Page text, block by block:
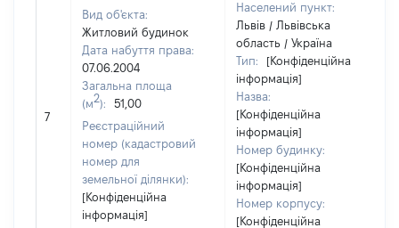
7
Вид об'єкта:
Житловий будинок
Дата набуття права:
07.06.2004
Загальна площа
(м2):
51,00
Реєстраційний
номер (кадастровий
номер для
земельної ділянки):
[Конфіденційна
інформація]
Населений пункт:
Львів / Львівська
область / Україна
Тип:
[Конфіденційна
інформація]
Назва:
[Конфіденційна
інформація]
Номер будинку:
[Конфіденційна
інформація]
Номер корпусу:
[Конфіденційна